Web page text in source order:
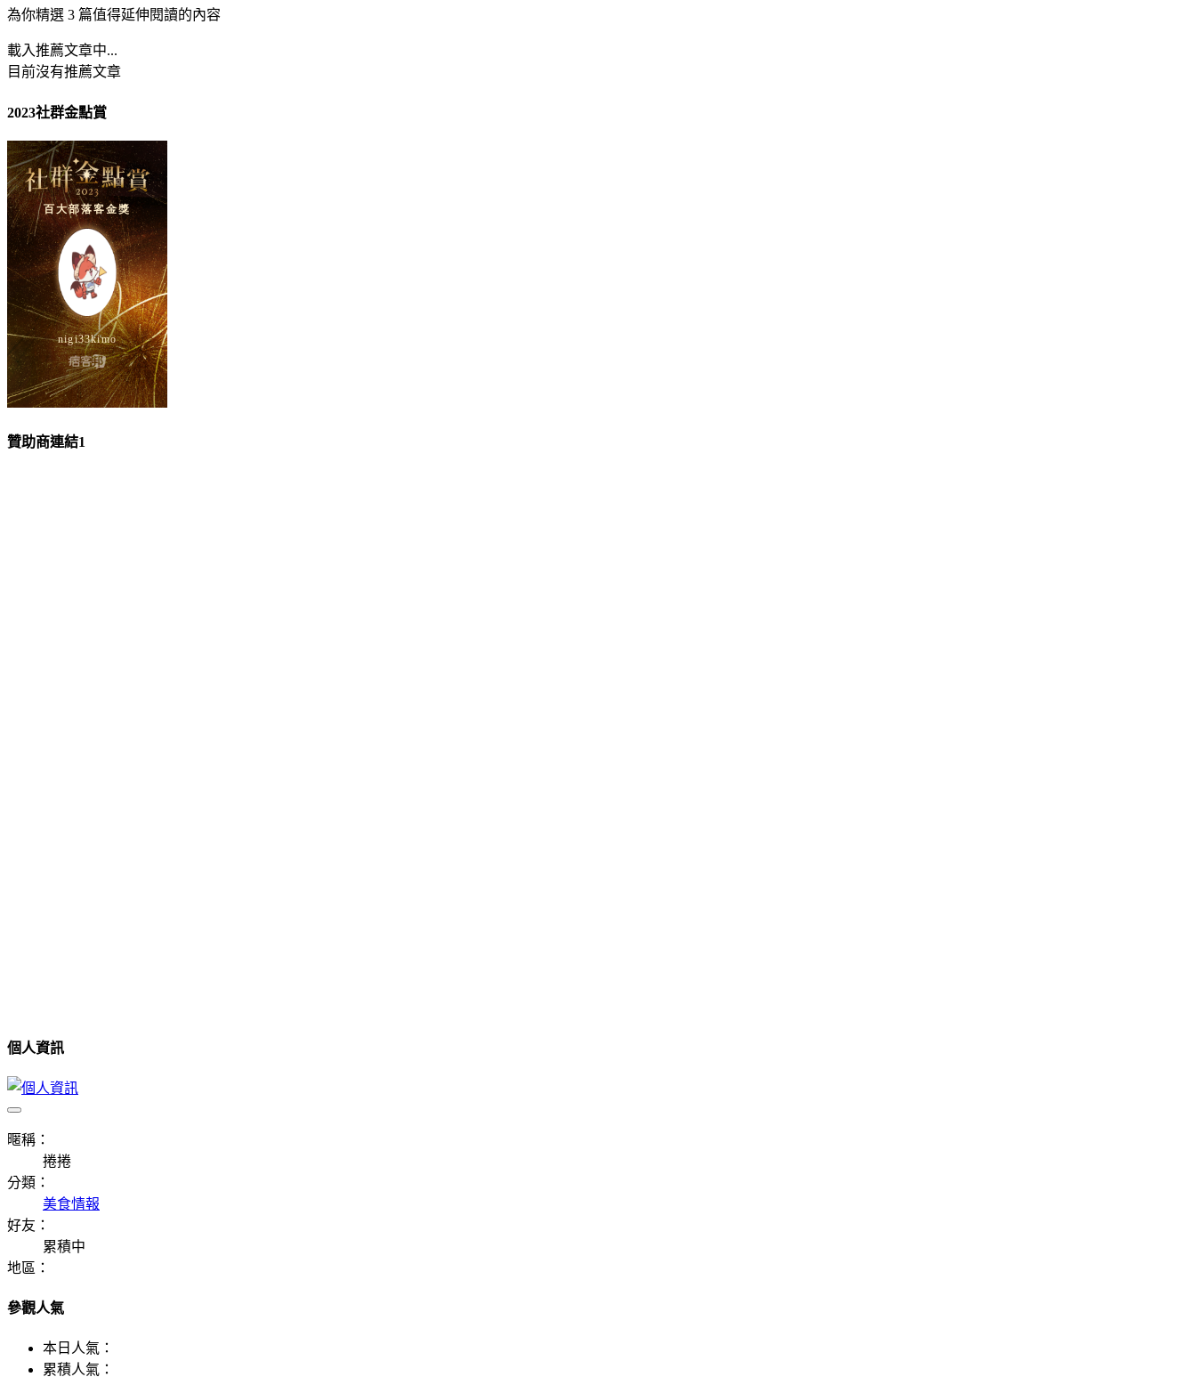
為你精選 3 篇值得延伸閱讀的內容
載入推薦文章中...
目前沒有推薦文章
2023社群金點賞
贊助商連結1
個人資訊
暱稱：
捲捲
分類：
美食情報
好友：
累積中
地區：
參觀人氣
本日人氣：
累積人氣：